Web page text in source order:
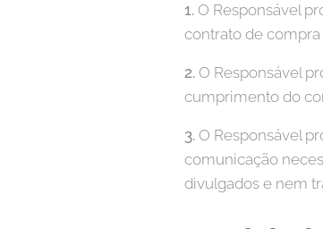
1. O Responsável
contrato de
2. O Responsável
cumprimento do
3. O Responsável
comunicação
divulgados e nem